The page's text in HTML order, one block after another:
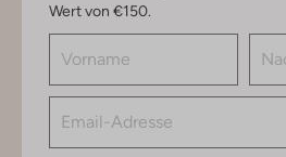
Wert von €150.